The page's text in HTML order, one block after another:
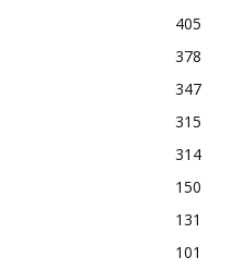
405
378
347
315
314
150
131
101